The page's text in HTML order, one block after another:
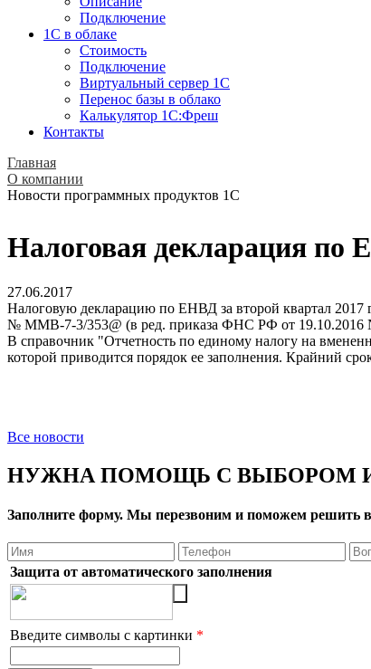
Подключение
1С в облаке
Стоимость
Подключение
Виртуальный сервер 1С
Перенос базы в облако
Калькулятор 1С:Фреш
Контакты
Главная
О компании
Новости программных продуктов 1С
Налоговая декларация по
27.06.2017
Налоговую декларацию по ЕНВД за второй квартал 2017
№ ММВ-7-3/353@ (в ред. приказа ФНС РФ от
В справочник "Отчетность по единому налогу на
которой приводится порядок ее заполнения. Крайний
Все новости
НУЖНА ПОМОЩЬ С ВЫБОРОМ
Заполните форму. Мы перезвоним и поможем решить
Защита от автоматического заполнения
Введите символы с картинки *